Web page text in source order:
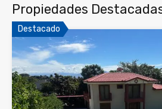
Propiedades
Destacado